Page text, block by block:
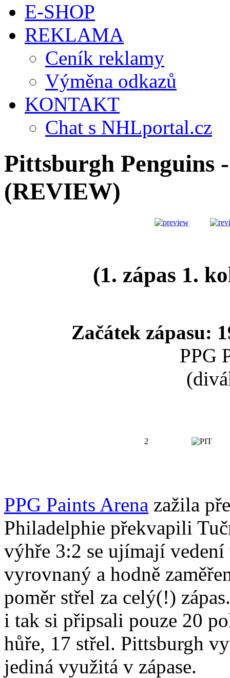
E-SHOP
REKLAMA
Ceník reklamy
Výměna odkazů
KONTAKT
Chat s NHLportal.cz
Pittsburgh Penguins
(REVIEW)
(1. zápas 1.
Začátek zápasu:
PPG
2
PPG Paints Arena zažila
Philadelphie překvapili
výhře 3:2 se ujímají
vyrovnaný a hodně
poměr střel za celý(!)
i tak si připsali pouze 20
hůře, 17 střel. Pittsburgh
jediná využitá v zápase.